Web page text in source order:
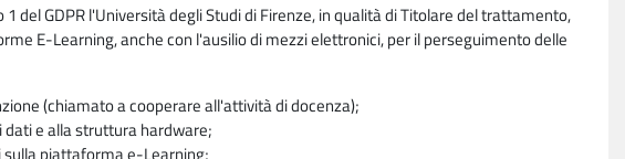
GDPR l'Università degli Studi di Firenze, in qualità di Titolare del trattamento,
E-Learning, anche con l'ausilio di mezzi elettronici, per il perseguimento delle
(chiamato a cooperare all'attività di docenza);
e alla struttura hardware;
piattaforma e-Learning;